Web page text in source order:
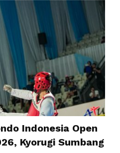
Indonesia Open
Kyorugi Sumbang